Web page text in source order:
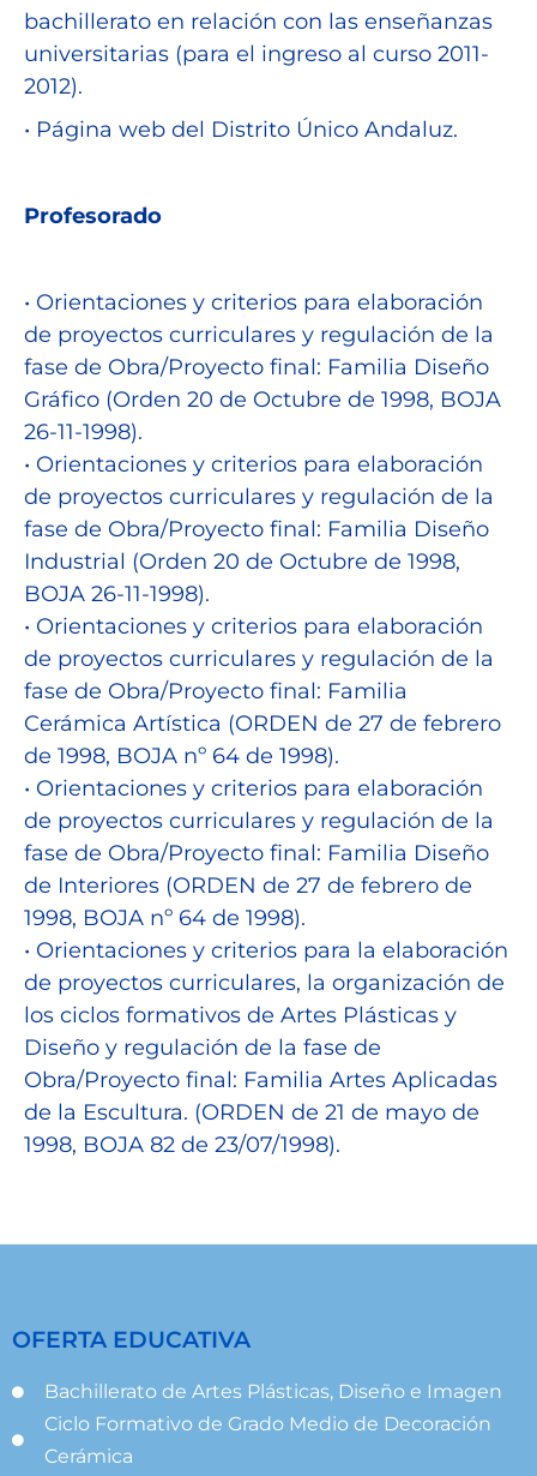
bachillerato en relación con las enseñanzas
universitarias (para el ingreso al curso 2011-
2012).
• Página web del Distrito Único Andaluz.
Profesorado
• Orientaciones y criterios para elaboración
de proyectos curriculares y regulación de la
fase de Obra/Proyecto final: Familia Diseño
Gráfico (Orden 20 de Octubre de 1998, BOJA
26-11-1998).
• Orientaciones y criterios para elaboración
de proyectos curriculares y regulación de la
fase de Obra/Proyecto final: Familia Diseño
Industrial (Orden 20 de Octubre de 1998,
BOJA 26-11-1998).
• Orientaciones y criterios para elaboración
de proyectos curriculares y regulación de la
fase de Obra/Proyecto final: Familia
Cerámica Artística (ORDEN de 27 de febrero
de 1998, BOJA nº 64 de 1998).
• Orientaciones y criterios para elaboración
de proyectos curriculares y regulación de la
fase de Obra/Proyecto final: Familia Diseño
de Interiores (ORDEN de 27 de febrero de
1998, BOJA nº 64 de 1998).
• Orientaciones y criterios para la elaboración
de proyectos curriculares, la organización de
los ciclos formativos de Artes Plásticas y
Diseño y regulación de la fase de
Obra/Proyecto final: Familia Artes Aplicadas
de la Escultura. (ORDEN de 21 de mayo de
1998, BOJA 82 de 23/07/1998).
OFERTA EDUCATIVA
Bachillerato de Artes Plásticas, Diseño e Imagen
Ciclo Formativo de Grado Medio de Decoración
Cerámica